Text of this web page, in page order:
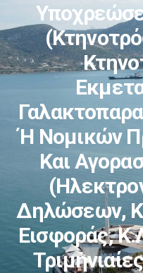
Ή Νομικών
Και
Δηλώσεων,
Εισφοράς,